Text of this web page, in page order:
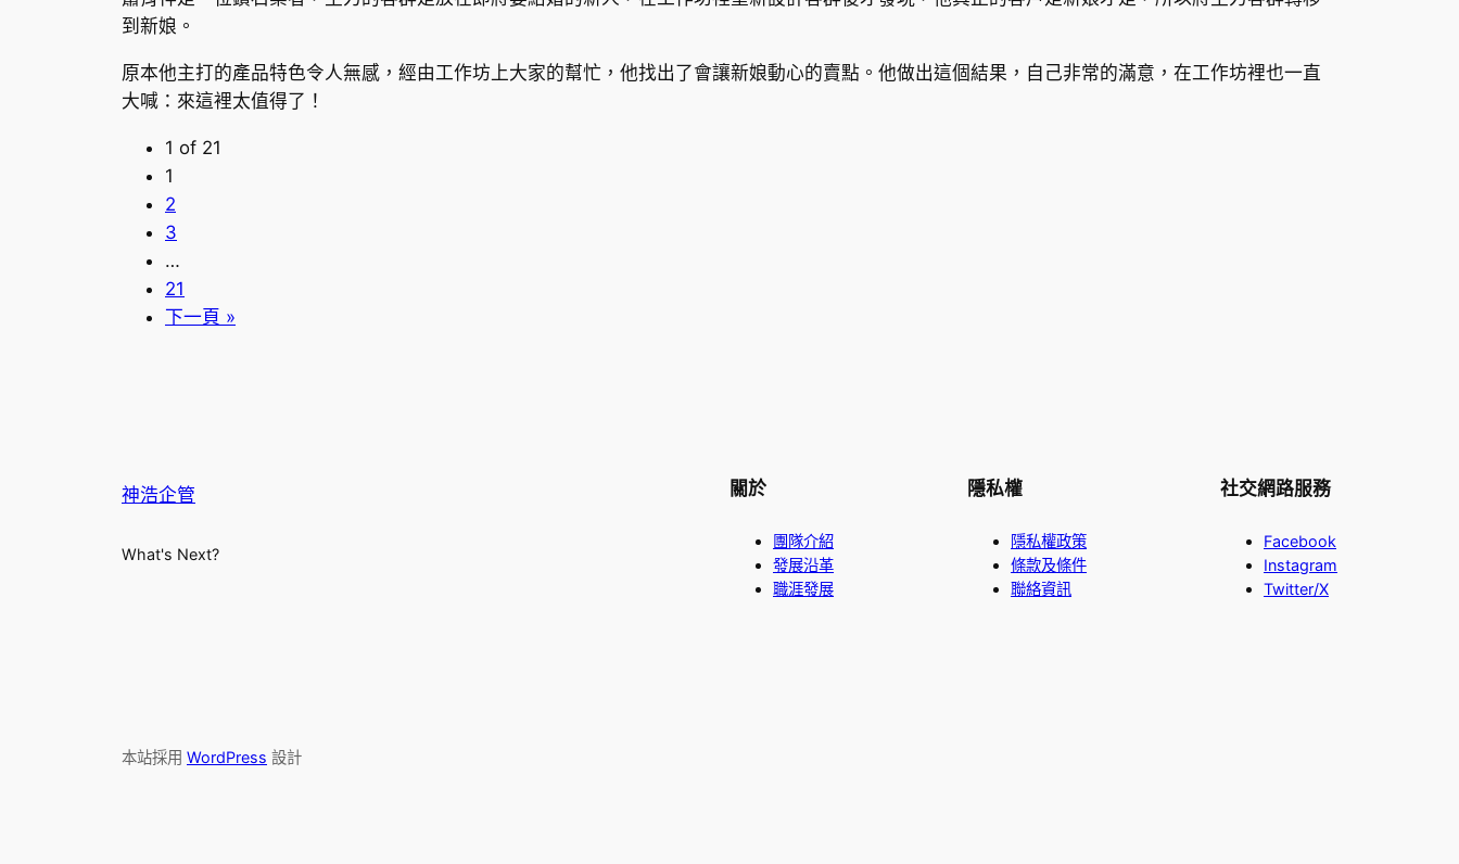
到新娘。
原本他主打的產品特色令人無感，經由工作坊上大家的幫忙，他找出了會讓新娘動心的賣點。他做出這個結果，自己非常的滿意，在工作坊裡也一直
大喊：來這裡太值得了！
1 of 21
1
2
3
…
21
下一頁 »
神浩企管
What's Next?
關於
團隊介紹
發展沿革
職涯發展
隱私權
隱私權政策
條款及條件
聯絡資訊
社交網路服務
Facebook
Instagram
Twitter/X
本站採用 WordPress 設計